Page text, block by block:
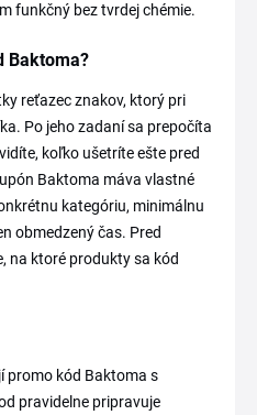
funkčný bez tvrdej chémie.
Baktoma?
reťazec znakov, ktorý pri
Po jeho zadaní sa prepočíta
koľko ušetríte ešte pred
Baktoma máva vlastné
kategóriu, minimálnu
obmedzený čas. Pred
na ktoré produkty sa kód
promo kód Baktoma s
pravidelne pripravuje